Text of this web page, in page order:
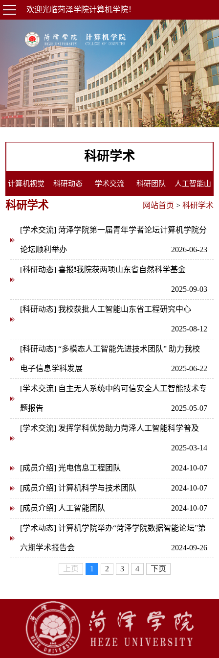
欢迎光临菏泽学院计算机学院！
科研学术
计算机视觉
大会
科研动态 学术交流 科研团队 人工智能山
东省工程研
究中心
科研学术 网站首页 > 科研学术
[学术交流] 菏泽学院第一届青年学者论坛计算机学院分
论坛顺利举办 2026-06-23
[科研动态] 喜报❗我院获两项山东省自然科学基金
2025-09-03
[科研动态] 我校获批人工智能山东省工程研究中心
2025-08-12
[科研动态] “多模态人工智能先进技术团队” 助力我校
电子信息学科发展 2025-06-22
[学术交流] 自主无人系统中的可信安全人工智能技术专
题报告 2025-05-07
[学术交流] 发挥学科优势助力菏泽人工智能科学普及
2025-03-14
[成员介绍] 光电信息工程团队 2024-10-07
[成员介绍] 计算机科学与技术团队 2024-10-07
[成员介绍] 人工智能团队 2024-10-07
[学术动态] 计算机学院举办“菏泽学院数据智能论坛”第
六期学术报告会 2024-09-26
上页 1 2 3 4 下页